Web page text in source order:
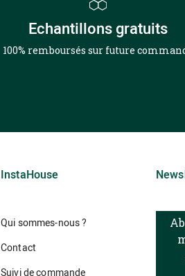
Echantillons gratuits
100% remboursés sur future
InstaHouse
Qui sommes-nous ?
Contact
Suivi de commande